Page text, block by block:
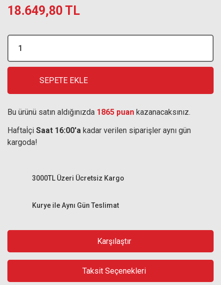
18.649,80 TL
SEPETE EKLE
Bu ürünü satın aldığınızda 1865 puan kazanacaksınız.
Haftaİçi Saat 16:00'a kadar verilen siparişler aynı gün
kargoda!
Kurye ile Aynı Gün Teslimat
3000TL Üzeri Ücretsiz Kargo
Karşılaştır
Taksit Seçenekleri